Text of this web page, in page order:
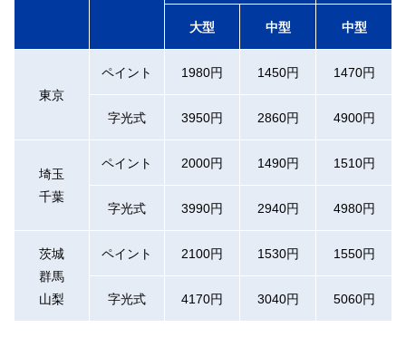
大型 中型 中型
東京
ペイント 1980円 1450円 1470円
字光式 3950円 2860円 4900円
埼玉
千葉
ペイント 2000円 1490円 1510円
字光式 3990円 2940円 4980円
茨城
群馬
山梨
ペイント 2100円 1530円 1550円
字光式 4170円 3040円 5060円